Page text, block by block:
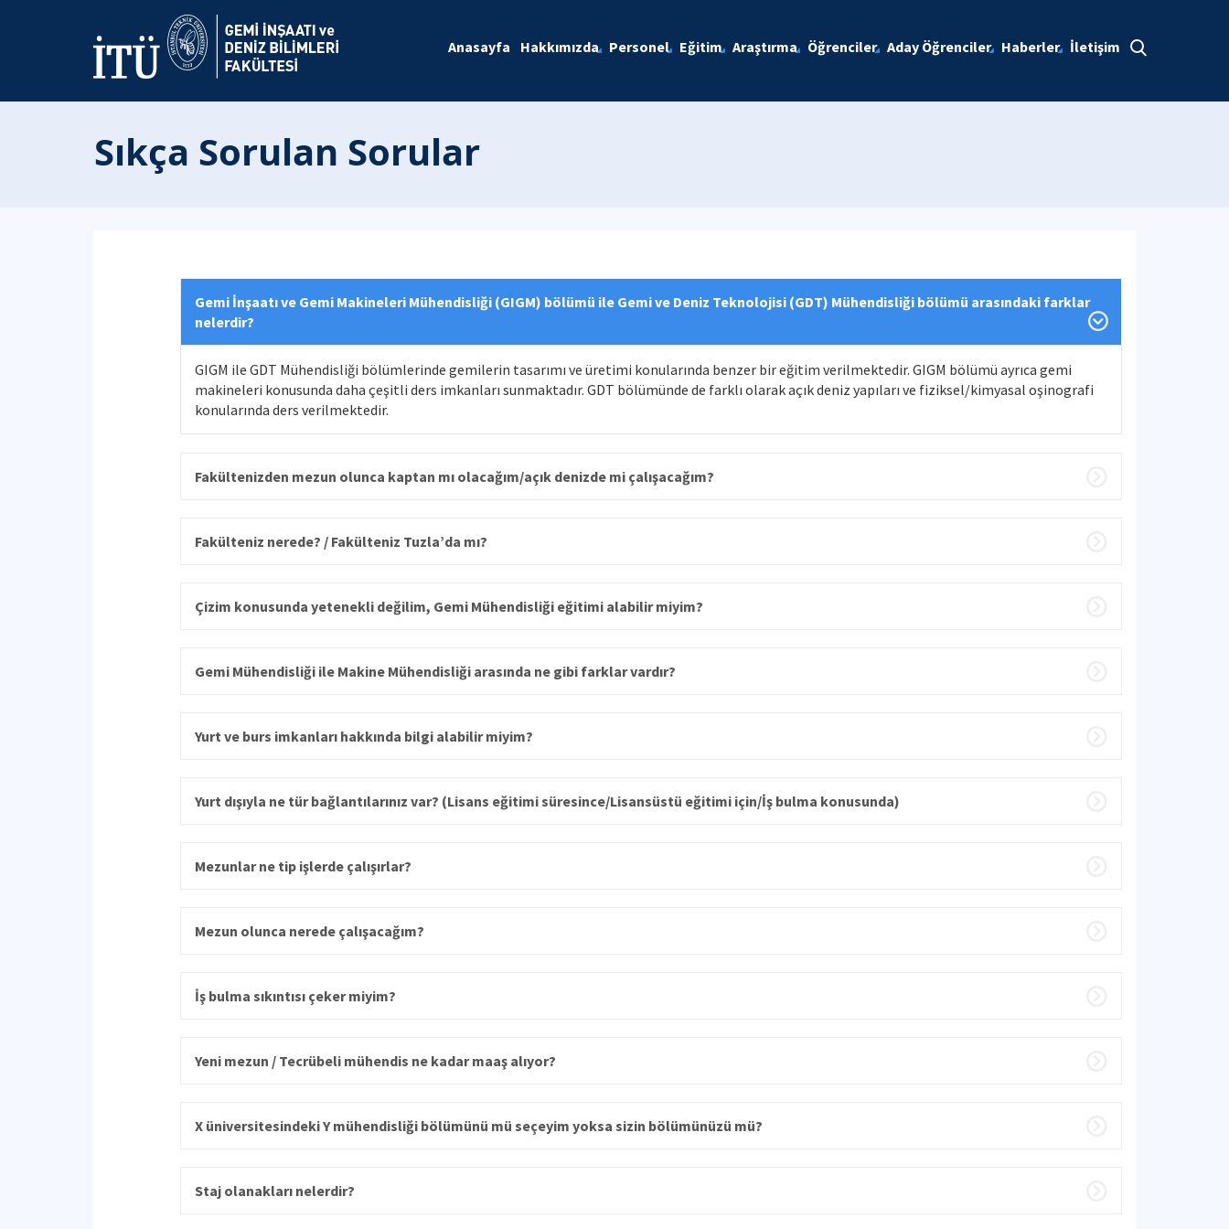
Anasayfa Hakkımızda Personel Eğitim Araştırma Öğrenciler Aday Öğrenciler Haberler İletişim
Sıkça Sorulan Sorular
Gemi İnşaatı ve Gemi Makineleri Mühendisliği (GIGM) bölümü ile Gemi ve Deniz Teknolojisi (GDT) Mühendisliği bölümü arasındaki farklar
nelerdir?
GIGM ile GDT Mühendisliği bölümlerinde gemilerin tasarımı ve üretimi konularında benzer bir eğitim verilmektedir. GIGM bölümü ayrıca gemi
makineleri konusunda daha çeşitli ders imkanları sunmaktadır. GDT bölümünde de farklı olarak açık deniz yapıları ve fiziksel/kimyasal oşinografi
konularında ders verilmektedir.
Fakültenizden mezun olunca kaptan mı olacağım/açık denizde mi çalışacağım?
Fakülteniz nerede? / Fakülteniz Tuzla’da mı?
Çizim konusunda yetenekli değilim, Gemi Mühendisliği eğitimi alabilir miyim?
Gemi Mühendisliği ile Makine Mühendisliği arasında ne gibi farklar vardır?
Yurt ve burs imkanları hakkında bilgi alabilir miyim?
Yurt dışıyla ne tür bağlantılarınız var? (Lisans eğitimi süresince/Lisansüstü eğitimi için/İş bulma konusunda)
Mezunlar ne tip işlerde çalışırlar?
Mezun olunca nerede çalışacağım?
İş bulma sıkıntısı çeker miyim?
Yeni mezun / Tecrübeli mühendis ne kadar maaş alıyor?
X üniversitesindeki Y mühendisliği bölümünü mü seçeyim yoksa sizin bölümünüzü mü?
Staj olanakları nelerdir?